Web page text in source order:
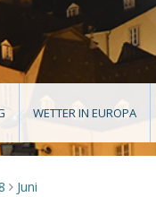
WETTER IN EUROPA
> Juni